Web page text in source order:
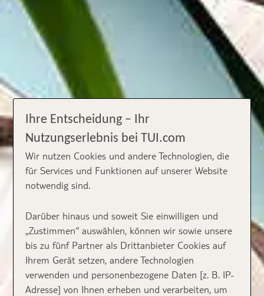
Ihre Entscheidung – Ihr
Nutzungserlebnis bei TUI.com
Wir nutzen Cookies und andere Technologien, die
für Services und Funktionen auf unserer Website
notwendig sind.
Darüber hinaus und soweit Sie einwilligen und
„Zustimmen“ auswählen, können wir sowie unsere
bis zu fünf Partner als Drittanbieter Cookies auf
Ihrem Gerät setzen, andere Technologien
verwenden und personenbezogene Daten [z. B. IP-
Adresse] von Ihnen erheben und verarbeiten, um